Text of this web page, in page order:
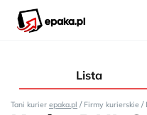
Lista
Tani kurier epaka.pl / Firmy kurierskie /